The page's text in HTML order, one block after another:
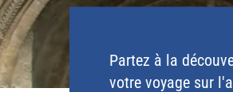
Partez à la
votre voyage sur